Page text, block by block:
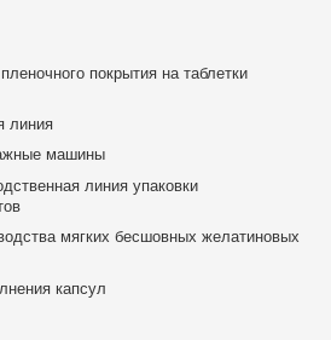
покрытия на таблетки
линия
машины
линия упаковки
мягких бесшовных желатиновых
капсул